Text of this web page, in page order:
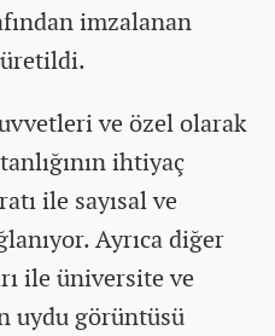
imzalanan
üretildi.
ve özel olarak
ihtiyaç
ile sayısal ve
Ayrıca diğer
ile üniversite ve
uydu görüntüsü